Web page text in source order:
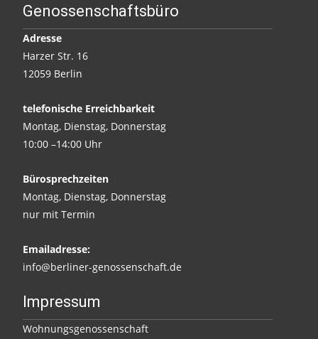
Genossenschaftsbüro
Adresse
Harzer Str. 16
12059 Berlin
telefonische Erreichbarkeit
Montag, Dienstag, Donnerstag
10:00 –14:00 Uhr
Bürosprechzeiten
Montag, Dienstag, Donnerstag
nur mit Termin
Emailadresse:
info@berliner-genossenschaft.de
Impressum
Wohnungsgenossenschaft